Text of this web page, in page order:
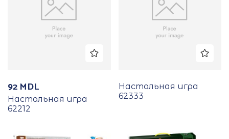
92 MDL
Настольная игра
62212
Настольная игра
62333